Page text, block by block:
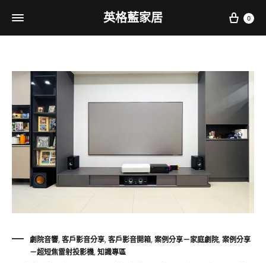
英格藍家居 Cart
0
劇院音響, 客戶影音分享, 客戶影音開箱, 案例分享－家庭劇院, 案例分享
－超短焦雷射投影機, 知識專區